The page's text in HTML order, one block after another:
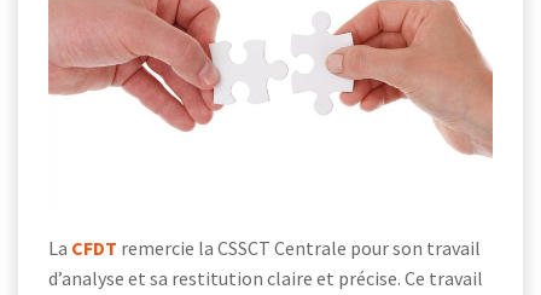
La CFDT remercie la CSSCT Centrale pour son travail
d’analyse et sa restitution claire et précise. Ce travail